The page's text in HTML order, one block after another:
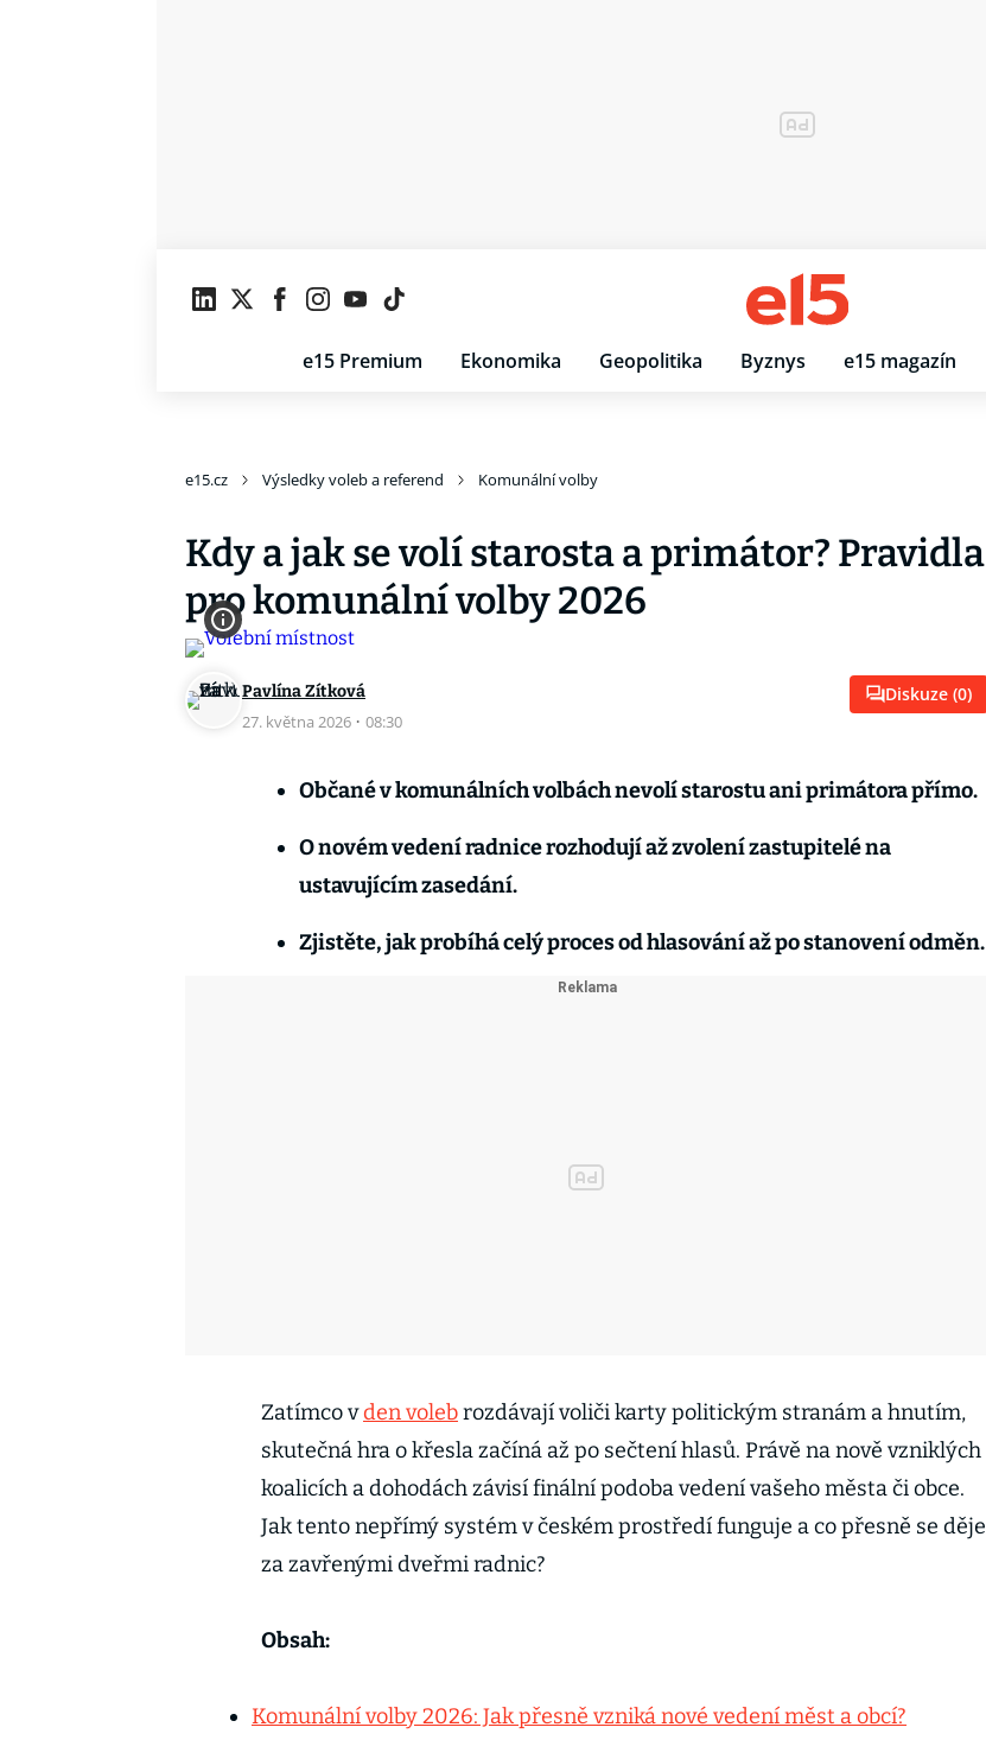
e15 Premium Ekonomika Geopolitika Byznys e15 magazín
e15.cz Výsledky voleb a referend Komunální volby
Kdy a jak se volí starosta a primátor? Pravidla
pro komunální volby 2026
Pavlína Zítková
27. května 2026 · 08:30
Diskuze (0)
Občané v komunálních volbách nevolí starostu ani primátora přímo.
O novém vedení radnice rozhodují až zvolení zastupitelé na
ustavujícím zasedání.
Zjistěte, jak probíhá celý proces od hlasování až po stanovení odměn.
Zatímco vden volebrozdávají voliči karty politickým stranám a hnutím,
skutečná hra o křesla začíná až po sečtení hlasů. Právě na nově vzniklých
koalicích a dohodách závisí finální podoba vedení vašeho města či obce.
Jak tento nepřímý systém v českém prostředí funguje a co přesně se děje
za zavřenými dveřmi radnic?
Obsah:
Komunální volby 2026: Jak přesně vzniká nové vedení měst a obcí?